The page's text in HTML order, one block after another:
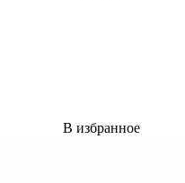
В избранное